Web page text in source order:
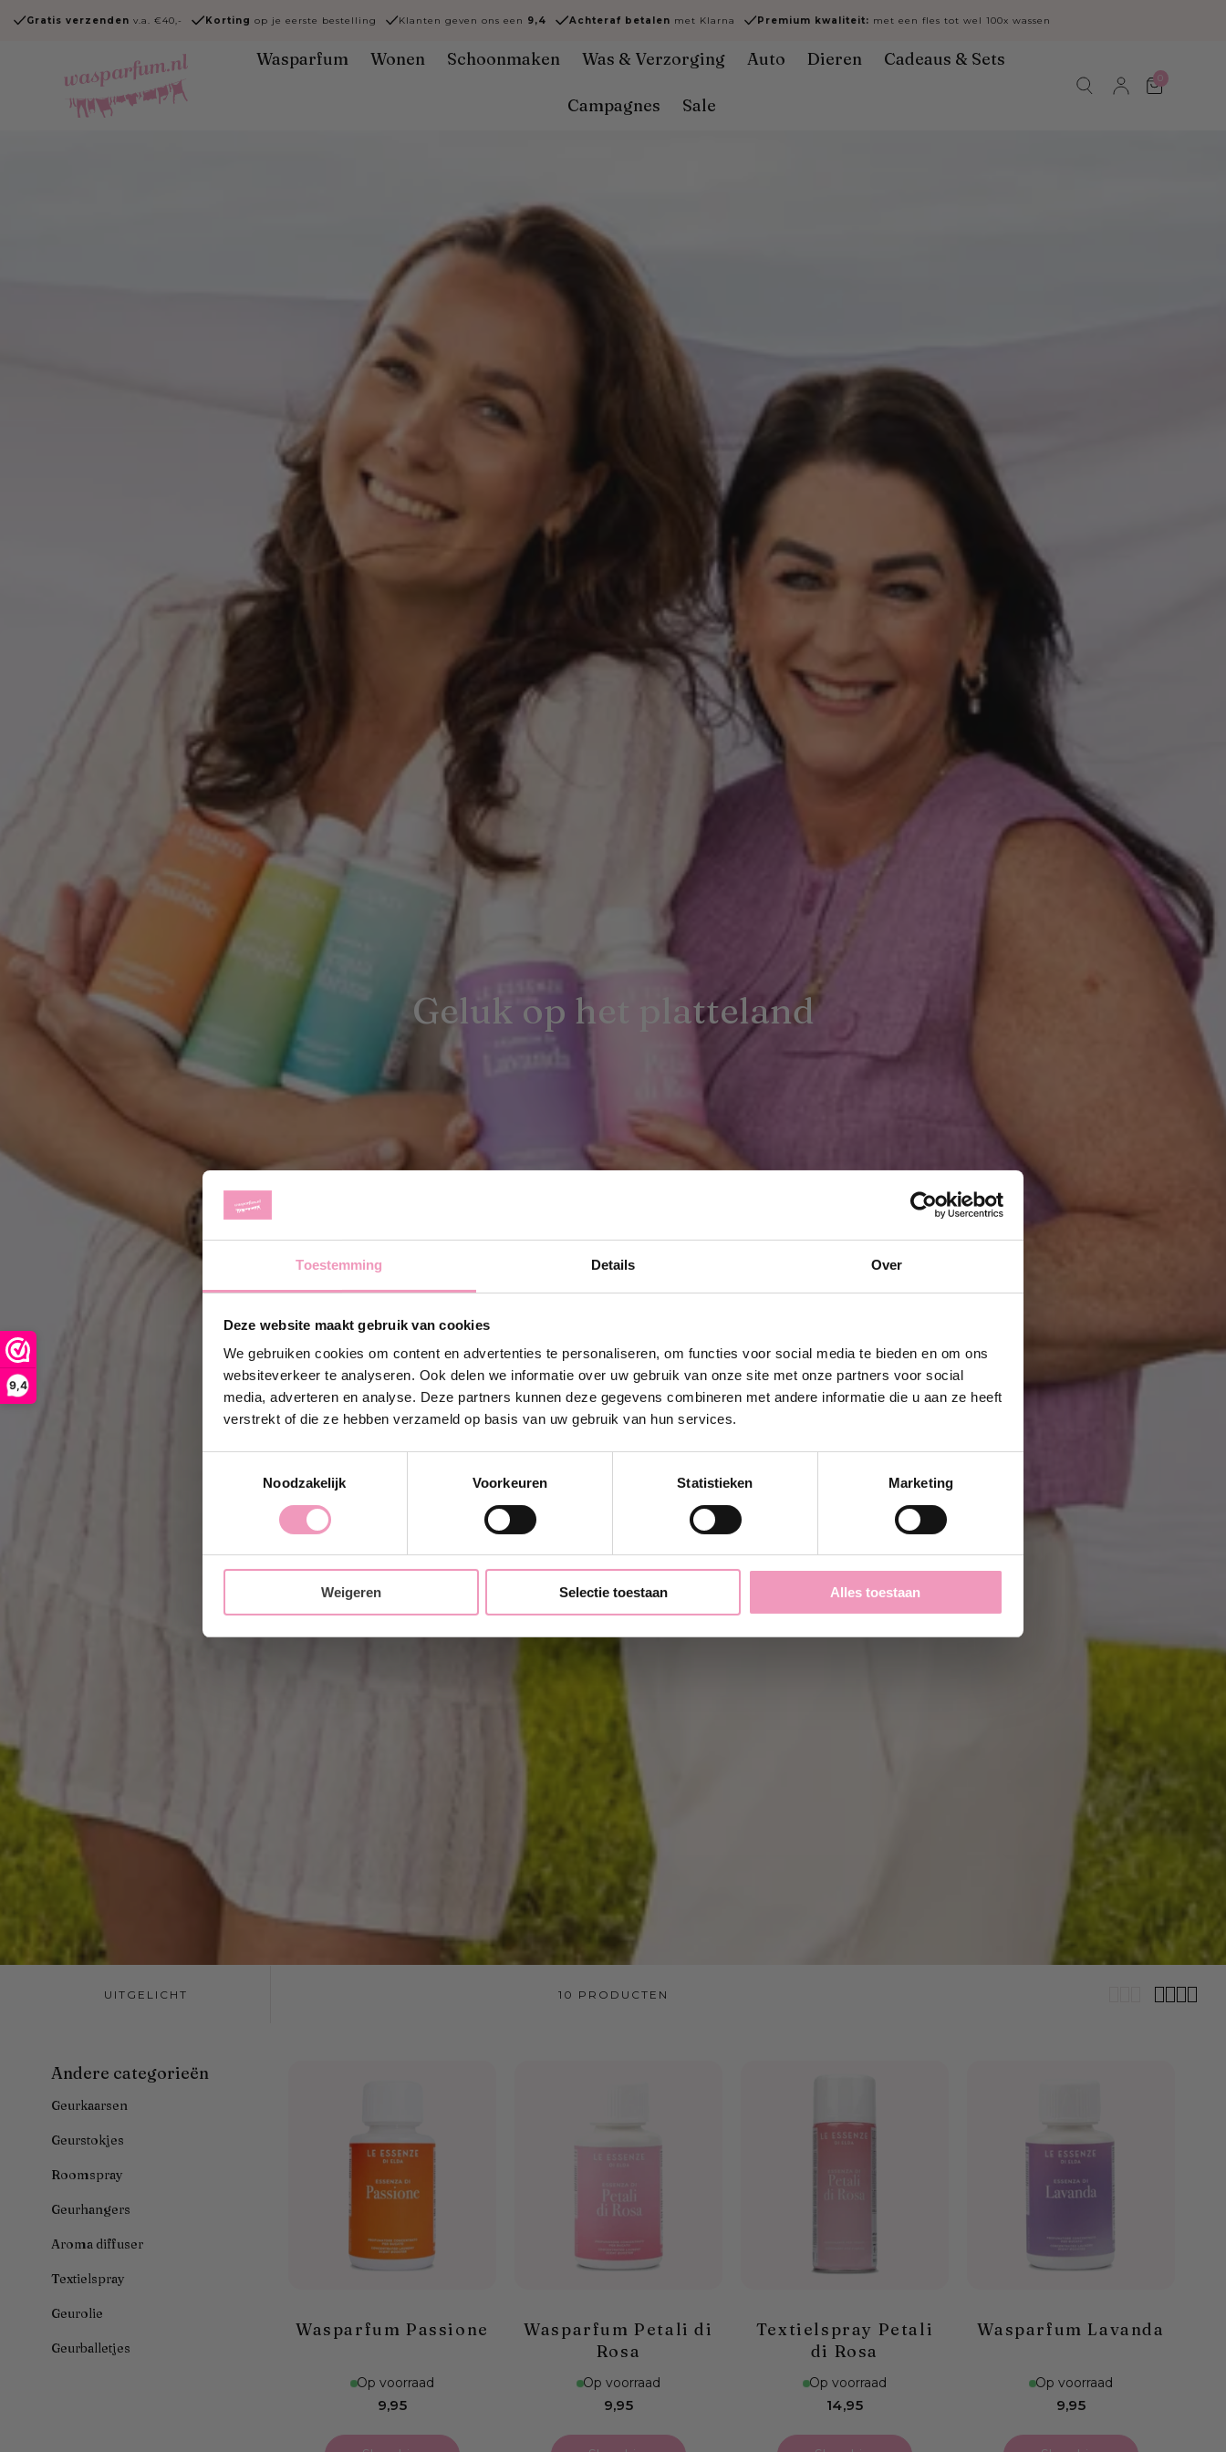
Toestemming Details Over
Deze website maakt gebruik van cookies
We gebruiken cookies om content en advertenties te personaliseren, om functies voor social media te bieden en om ons
websiteverkeer te analyseren. Ook delen we informatie over uw gebruik van onze site met onze partners voor social
media, adverteren en analyse. Deze partners kunnen deze gegevens combineren met andere informatie die u aan ze heeft
verstrekt of die ze hebben verzameld op basis van uw gebruik van hun services.
Noodzakelijk
Voorkeuren Statistieken Marketing
Weigeren Selectie toestaan Alles toestaan
9,4
Ga naar
Gratis verzenden v.a. €40,- Korting op je eerste bestelling Klanten geven ons een 9,4 Achteraf betalen met Klarna Premium kwaliteit: met een fles tot wel 100x wassen
Wasparfum Wonen Schoonmaken Was & Verzorging Auto Dieren Cadeaus & Sets
Campagnes Sale
0
Geluk op het platteland
UITGELICHT 10 PRODUCTEN
Andere categorieën
Geurkaarsen
Geurstokjes
Roomspray
Geurhangers
Aroma diffuser
Textielspray
Geurolie
Geurballetjes
Wasparfum Passione
Op voorraad
Normale
9,95
Wasparfum Petali di
Rosa
Op voorraad
Normale
9,95
Textielspray Petali
di Rosa
Op voorraad
Normale
14,95
Wasparfum Lavanda
Op voorraad
Normale
9,95
Ontvang 10% korting!
Schrijf je in en ontvang direct
kortingop jouw eerste bestelling bij
Wasparfum.
jouw@e-mailadres.com
Ja, ik wil 10% korting!
Nee, bedankt